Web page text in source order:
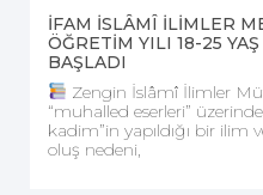
İFAM İSLÂMÎ İLİMLER
ÖĞRETİM YILI 18-25
BAŞLADI
Zengin İslâmî İlimler
“muhalled eserleri”
kadim”in yapıldığı bir ilim
oluş nedeni,